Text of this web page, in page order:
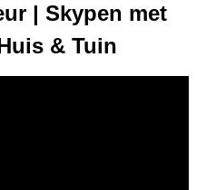
| Skypen met
& Tuin